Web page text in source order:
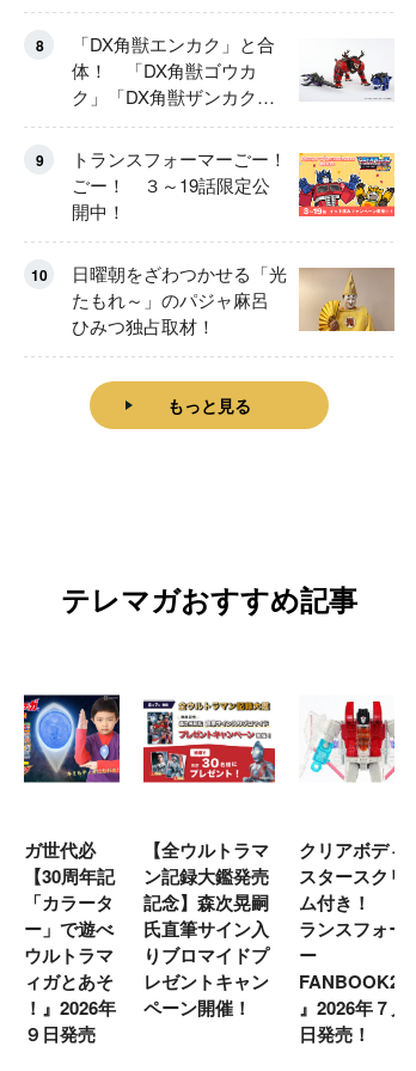
8
「DX角獣エンカク」と合
体！ 「DX角獣ゴウカ
ク」「DX角獣ザンカク」
をレビュー！
9
トランスフォーマーごー！
ごー！ ３～19話限定公
開中！
10
日曜朝をざわつかせる「光
たもれ～」のパジャ麻呂
ひみつ独占取材！
もっと見る
テレマガおすすめ記事
ティガ世代必
見！【30周年記
念】「カラータ
イマー」で遊べ
る『ウルトラマ
ンティガとあそ
ぼう！』2026年
７月９日発売
【全ウルトラマ
ン記録大鑑発売
記念】森次晃嗣
氏直筆サイン入
りブロマイドプ
レゼントキャン
ペーン開催！
クリアボディの
スタースクリー
ム付き！ 『ト
ランスフォーマ
ー
FANBOOK2026
』2026年７月31
日発売！